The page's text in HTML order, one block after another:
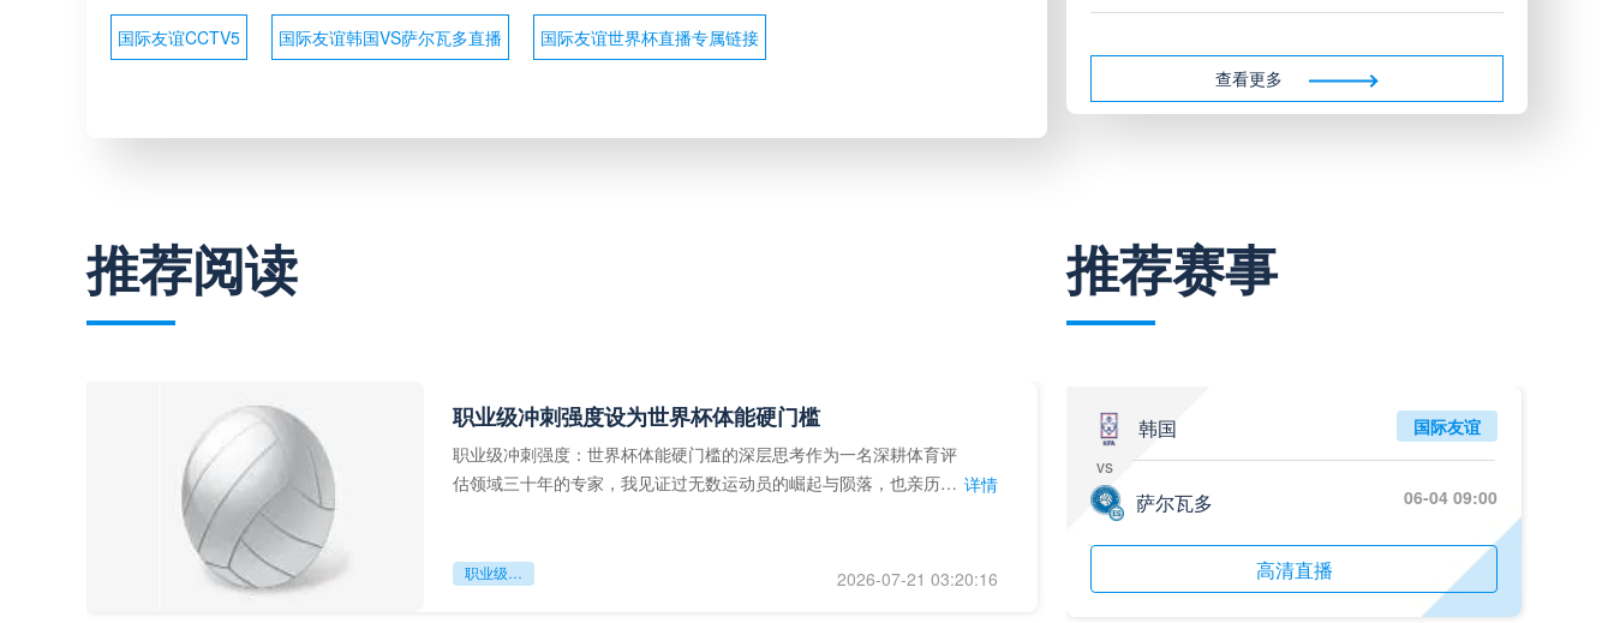
国际友谊CCTV5 国际友谊韩国VS萨尔瓦多直播 国际友谊世界杯直播专属链接
标签
比赛录像 西甲
05月26日 AC米兰vs蒙扎全场录像回放
标签
标签
标签
2025年5月24日
标签
欧联杯决赛
查看更多
推荐阅读
职业级冲刺强度设为世界杯体能硬门槛
职业级冲刺强度：世界杯体能硬门槛的深层思考作为一名深耕体育评
估领域三十年的专家，我见证过无数运动员的崛起与陨落，也亲历了 详情
职业级冲刺强度设为世界杯体能硬门槛 2026-07-21 03:20:16
推荐赛事
韩国
vs
萨尔瓦多
国际友谊
06-04 09:00
高清直播